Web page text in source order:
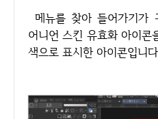
메뉴를 찾아 들어가기가 귀찮다면 타임라인에 있는
어니언 스킨 유효화 아이콘
색으로 표시한 아이콘입니